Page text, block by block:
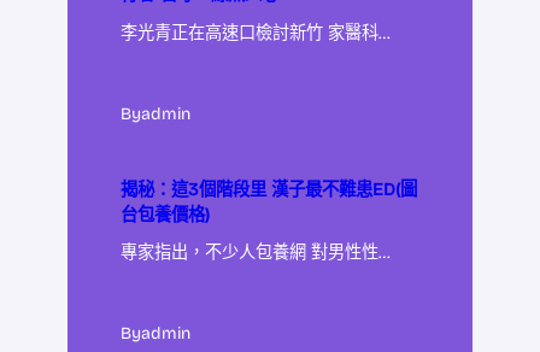
李光青正在高速口檢討新竹 家醫科…
Byadmin
揭秘：這3個階段里 漢子最不難患ED(圖
台包養價格)
專家指出，不少人包養網 對男性性…
Byadmin